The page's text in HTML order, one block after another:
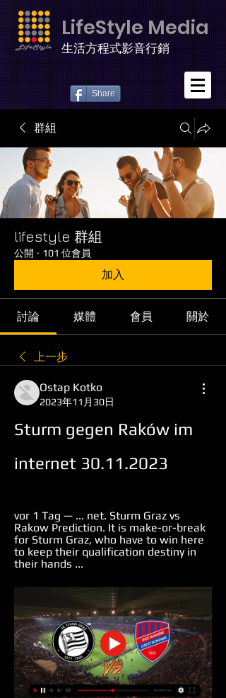
LifeStyle Media
生活方程式影音行銷
Share
群組
lifestyle 群組
公開 · 101 位會員
加入
討論 媒體 會員 關於
上一步
Ostap Kotko
2023年11月30日
Sturm gegen Raków im
internet 30.11.2023
vor 1 Tag — ... net. Sturm Graz vs
Rakow Prediction. It is make-or-break
for Sturm Graz, who have to win here
to keep their qualification destiny in
their hands ...